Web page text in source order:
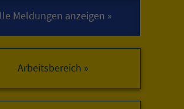
Arbeitsbereich »